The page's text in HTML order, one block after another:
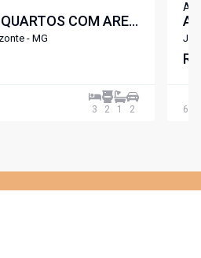
COM AREA
A LAGOA
.
- MG
3 2 1 2 63